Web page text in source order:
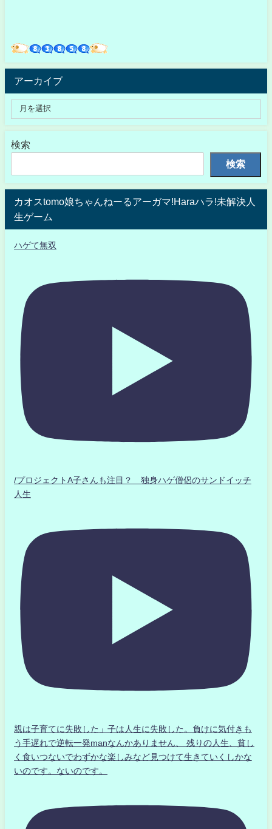
アーカイブ
検索
検索
カオスtomo娘ちゃんねーるアーガマ!Haraハラ!未解決人
生ゲーム
ハゲて無双
/プロジェクトA子さんも注目？ 独身ハゲ僧侶のサンドイッチ
人生
親は子育てに失敗した」子は人生に失敗した。負けに気付きも
う手遅れで逆転一発manなんかありません、 残りの人生、貧し
く食いつないでわずかな楽しみなど見つけて生きていくしかな
いのです。ないのです。